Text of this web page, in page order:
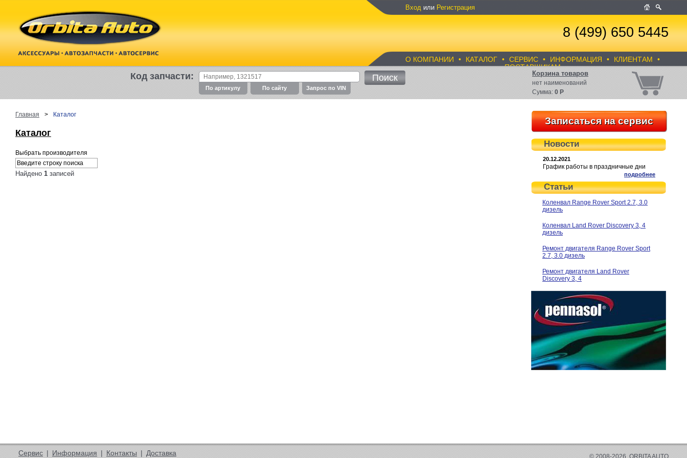
Вход или Регистрация
8 (499) 650 5445
О КОМПАНИИ • КАТАЛОГ • СЕРВИС • ИНФОРМАЦИЯ • КЛИЕНТАМ
•
ПОСТАВЩИКАМ
Корзина товаров
нет наименований
Сумма: 0 Р
Код запчасти:
По артикулу По cайту Запрос по VIN
Главная > Каталог
Каталог
Выбрать производителя
Найдено 1 записей
Записаться на сервис
Новости
20.12.2021
График работы в праздничные дни
подробнее
Статьи
Коленвал Range Rover Sport 2.7, 3.0
дизель
Коленвал Land Rover Discovery 3, 4
дизель
Ремонт двигателя Range Rover Sport
2.7, 3.0 дизель
Ремонт двигателя Land Rover
Discovery 3, 4
Сервис | Информация | Контакты | Доставка © 2008-2026, ORBITA AUTO